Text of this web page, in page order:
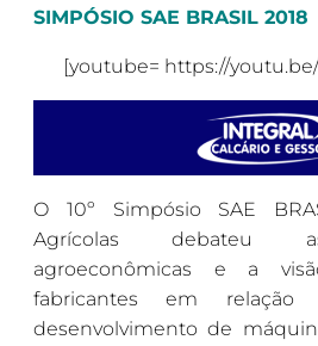
SIMPÓSIO SAE BRASIL 2018
[youtube= https://
O 10º Simpósio SAE
Agrícolas debateu
agroeconômicas e a
fabricantes em
desenvolvimento de